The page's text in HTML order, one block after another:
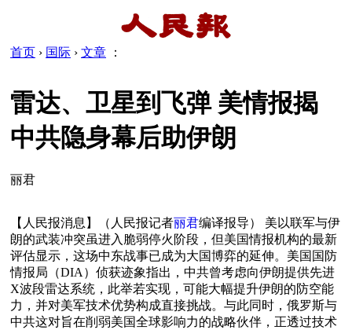
首页 › 国际 › 文章 ：
雷达、卫星到飞弹 美情报揭
中共隐身幕后助伊朗
丽君
【人民报消息】（人民报记者丽君编译报导） 美以联军与伊
朗的武装冲突虽进入脆弱停火阶段，但美国情报机构的最新
评估显示，这场中东战事已成为大国博弈的延伸。美国国防
情报局（DIA）侦获迹象指出，中共曾考虑向伊朗提供先进
X波段雷达系统，此举若实现，可能大幅提升伊朗的防空能
力，并对美军技术优势构成直接挑战。与此同时，俄罗斯与
中共这对旨在削弱美国全球影响力的战略伙伴，正透过技术